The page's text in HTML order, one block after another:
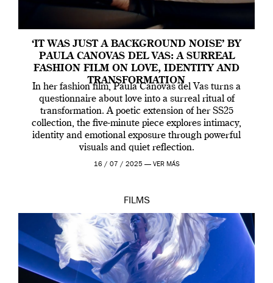
‘IT WAS JUST A BACKGROUND NOISE’ BY
PAULA CANOVAS DEL VAS: A SURREAL
FASHION FILM ON LOVE, IDENTITY AND
TRANSFORMATION
In her fashion film, Paula Canovas del Vas turns a
questionnaire about love into a surreal ritual of
transformation. A poetic extension of her SS25
collection, the five-minute piece explores intimacy,
identity and emotional exposure through powerful
visuals and quiet reflection.
16 / 07 / 2025 — VER MÁS
FILMS